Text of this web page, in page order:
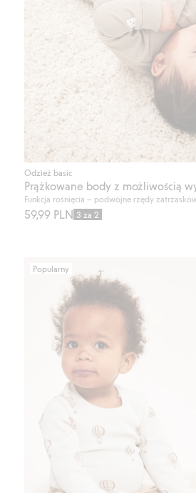
Odzież basic
Prążkowane body z możliwością
Funkcja rośnięcia – podwójne rzędy
59,99 PLN 3 za 2
Popularny